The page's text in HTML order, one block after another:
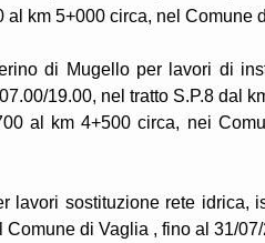
km 5+000 circa, nel Comune
di Mugello per lavori di
19.00, nel tratto S.P.8 dal
al km 4+500 circa, nei
lavori sostituzione rete idrica,
di Vaglia , fino al 31/